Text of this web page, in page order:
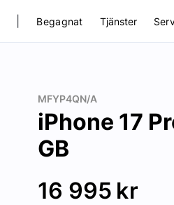
Begagnat Tjänster
MFYP4QN/A
iPhone 17
GB
16 995 kr